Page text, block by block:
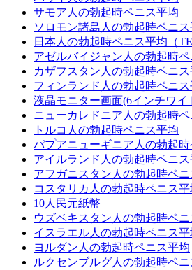
サモア人の勃起時ペニス平均
ソロモン諸島人の勃起時ペニス
日本人の勃起時ペニス平均（
アゼルバイジャン人の勃起時
カザフスタン人の勃起時ペニス
フィンランド人の勃起時ペニス
液晶モニター画面(6インチワイ
ニューカレドニア人の勃起時
トルコ人の勃起時ペニス平均
パプアニューギニア人の勃起
アイルランド人の勃起時ペニス
アフガニスタン人の勃起時ペニ
コスタリカ人の勃起時ペニス平
10人民元紙幣
ウズベキスタン人の勃起時ペ
イスラエル人の勃起時ペニス平
ヨルダン人の勃起時ペニス平均
ルクセンブルグ人の勃起時ペ